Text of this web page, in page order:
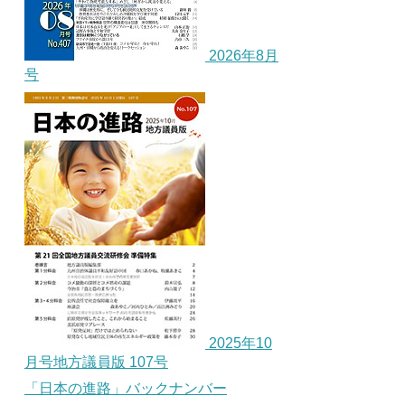
2026年8月
号
2025年10
月号地方議員版 107号
「日本の進路」バックナンバー